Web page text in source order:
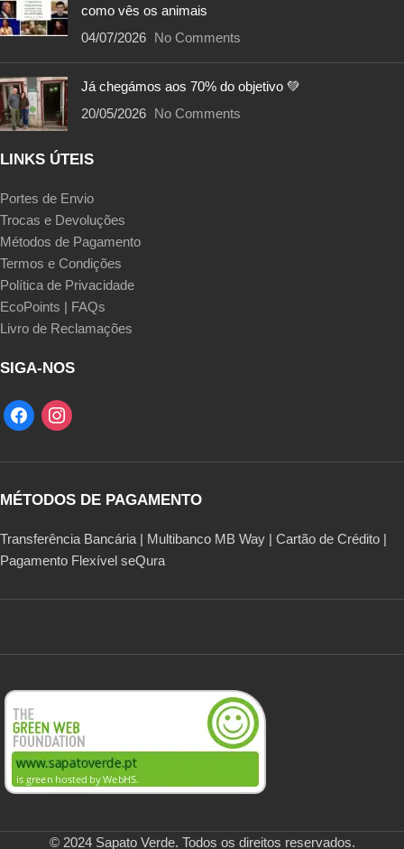
como vês os animais
04/07/2026 No Comments
Já chegámos aos 70% do objetivo 💚
20/05/2026 No Comments
LINKS ÚTEIS
Portes de Envio
Trocas e Devoluções
Métodos de Pagamento
Termos e Condições
Política de Privacidade
EcoPoints | FAQs
Livro de Reclamações
SIGA-NOS
MÉTODOS DE PAGAMENTO
Transferência Bancária | Multibanco MB Way | Cartão de Crédito |
Pagamento Flexível seQura
© 2024 Sapato Verde. Todos os direitos reservados.